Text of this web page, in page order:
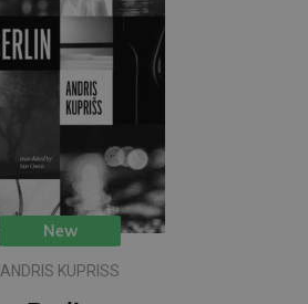
New
ANDRIS KUPRISS